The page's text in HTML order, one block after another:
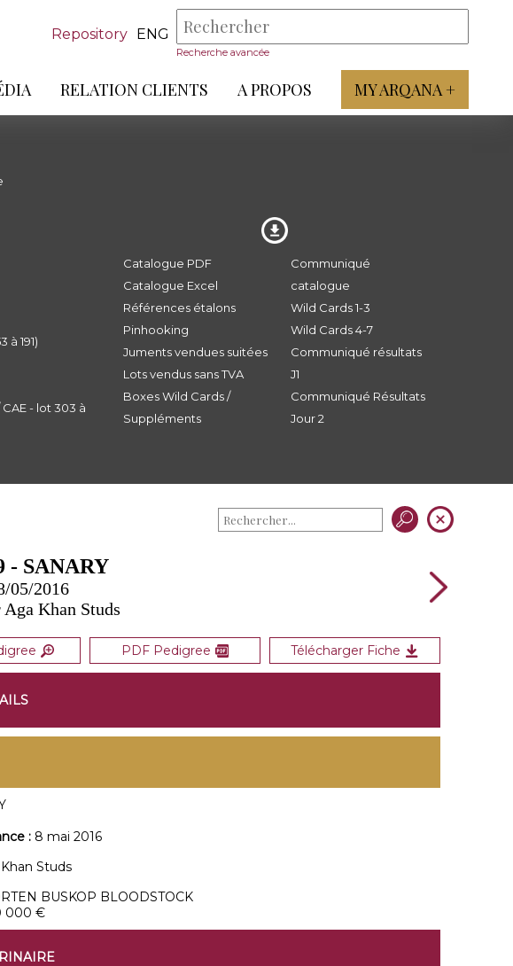
Repository ENG
Recherche avancée
RELATION CLIENTS A PROPOS MY ARQANA +
à 191)
- lot 303 à
Catalogue PDF
Catalogue Excel
Références étalons
Pinhooking
Juments vendues suitées
Lots vendus sans TVA
Boxes Wild Cards /
Suppléments
Communiqué
catalogue
Wild Cards 1-3
Wild Cards 4-7
Communiqué résultats
J1
Communiqué Résultats
Jour 2
- SANARY
05/2016
Aga Khan Studs
PDF Pedigree Télécharger Fiche
: 8 mai 2016
Studs
BUSKOP BLOODSTOCK
000 €